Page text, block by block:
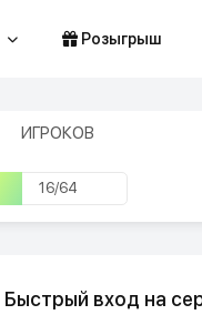
Розыгрыш
ИГРОКОВ
16/64
Быстрый вход на